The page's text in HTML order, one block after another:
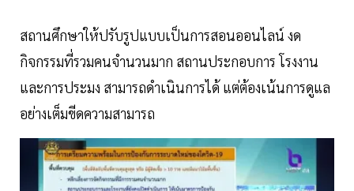
สถานศึกษาให้ปรับรูปแบบเป็นการสอนออนไลน์ งด
กิจกรรมที่รวมคนจำนวนมาก สถานประกอบการ โรงงาน
และการประมง สามารถดำเนินการได้ แต่ต้องเน้นการดูแล
อย่างเต็มขีดความสามารถ